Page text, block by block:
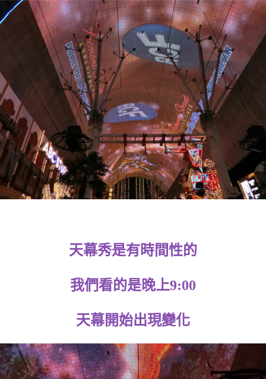
天幕秀是有時間性的
我們看的是晚上9:00
天幕開始出現變化